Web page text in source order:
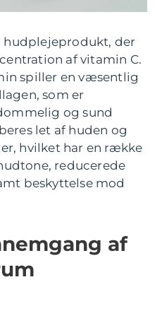
hudplejeprodukt, der
af vitamin C.
spiller en væsentlig
som er
og sund
let af huden og
hvilket har en række
reducerede
beskyttelse mod
af